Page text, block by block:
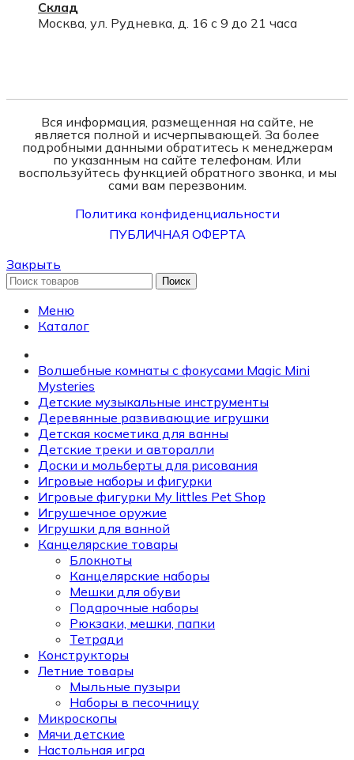
Склад
Москва, ул. Рудневка, д. 16 с 9 до 21 часа
Вся информация, размещенная на сайте, не
является полной и исчерпывающей. За более
подробными данными обратитесь к менеджерам
по указанным на сайте телефонам. Или
воспользуйтесь функцией обратного звонка, и мы
сами вам перезвоним.
Политика конфиденциальности
ПУБЛИЧНАЯ ОФЕРТА
Закрыть
Поиск
Меню
Каталог
Волшебные комнаты с фокусами Magic Mini
Mysteries
Детские музыкальные инструменты
Деревянные развивающие игрушки
Детская косметика для ванны
Детские треки и авторалли
Доски и мольберты для рисования
Игровые наборы и фигурки
Игровые фигурки My littles Pet Shop
Игрушечное оружие
Игрушки для ванной
Канцелярские товары
Блокноты
Канцелярские наборы
Мешки для обуви
Подарочные наборы
Рюкзаки, мешки, папки
Тетради
Конструкторы
Летние товары
Мыльные пузыри
Наборы в песочницу
Микроскопы
Мячи детские
Настольная игра